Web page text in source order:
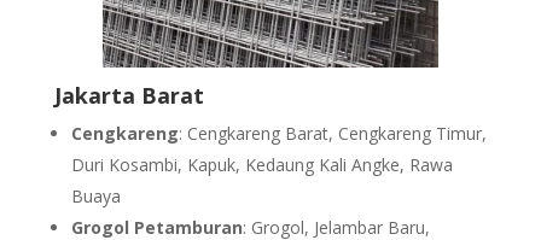
Jakarta Barat
Cengkareng: Cengkareng Barat, Cengkareng Timur,
Duri Kosambi, Kapuk, Kedaung Kali Angke, Rawa
Buaya
Grogol Petamburan: Grogol, Jelambar Baru,